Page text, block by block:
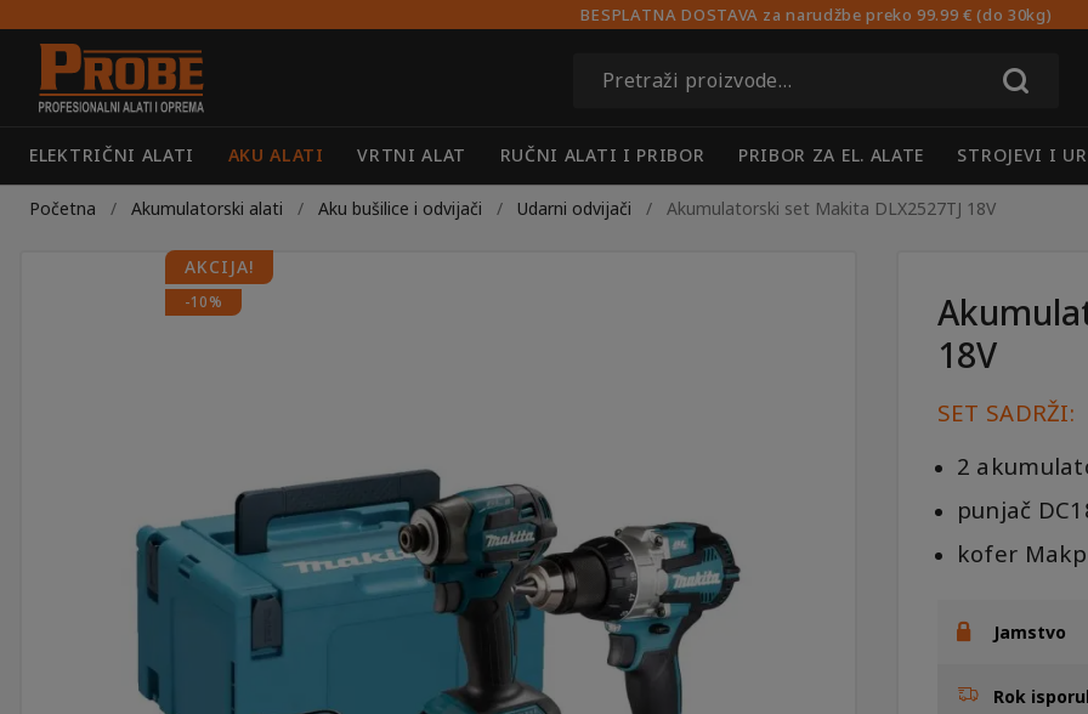
BESPLATNA DOSTAVA za narudžbe preko 99.99 € (do 30kg)
ELEKTRIČNI ALATI AKU ALATI VRTNI ALAT RUČNI ALATI I PRIBOR PRIBOR ZA EL. ALATE STROJEVI I
Pretraži:
Preskoči
na
navigaciju
Skoči
do
sadržaja
Početna / Akumulatorski alati / Aku bušilice i odvijači / Udarni odvijači / Akumulatorski set Makita DLX2527TJ 18V
AKCIJA!
-10%
18V
SET SADRŽI:
2
punjač
kofer
Jamstvo
Rok